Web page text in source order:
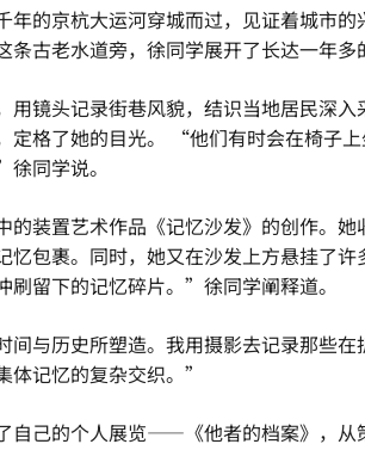
年的京杭大运河穿城而过，见证着城市
条古老水道旁，徐同学展开了长达一年
用镜头记录街巷风貌，结识当地居民深
定格了她的目光。 “他们有时会在椅子
同学说。
的装置艺术作品《记忆沙发》的创作。
忆包裹。同时，她又在沙发上方悬挂了
留下的记忆碎片。”徐同学阐释道。
间与历史所塑造。我用摄影去记录那些
体记忆的复杂交织。”
自己的个人展览——《他者的档案》，从